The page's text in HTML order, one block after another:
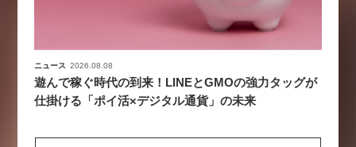
ニュース 2026.08.08
遊んで稼ぐ時代の到来！LINEとGMOの強力タッグが
仕掛ける「ポイ活×デジタル通貨」の未来